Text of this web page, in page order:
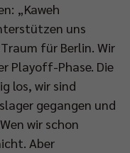
„Kaweh
uns
für Berlin. Wir
Playoff-Phase. Die
los, wir sind
gegangen und
wir schon
Aber